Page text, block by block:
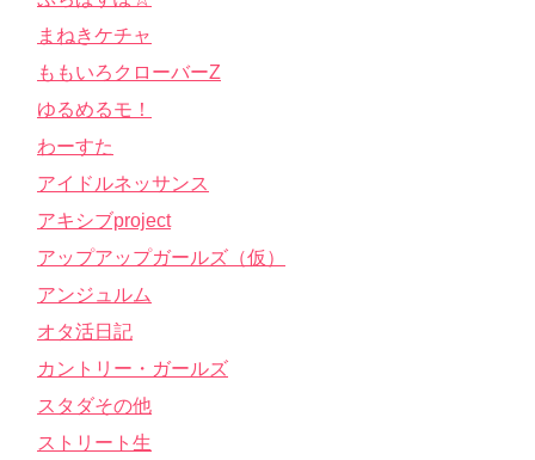
まねきケチャ
ももいろクローバーZ
ゆるめるモ！
わーすた
アイドルネッサンス
アキシブproject
アップアップガールズ（仮）
アンジュルム
オタ活日記
カントリー・ガールズ
スタダその他
ストリート生